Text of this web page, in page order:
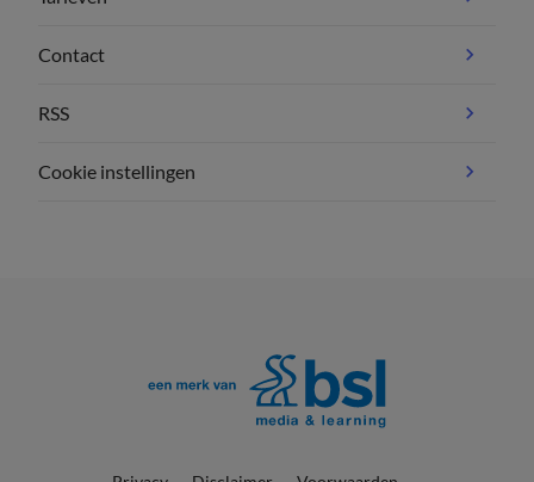
Contact
RSS
Cookie instellingen